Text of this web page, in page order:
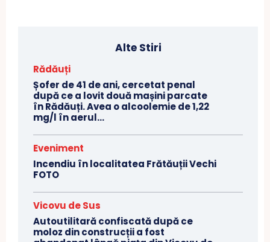
Alte Stiri
Rădăuți
Șofer de 41 de ani, cercetat penal
după ce a lovit două mașini parcate
în Rădăuți. Avea o alcoolemie de 1,22
mg/l în aerul...
Eveniment
Incendiu în localitatea Frătăuții Vechi
FOTO
Vicovu de Sus
Autoutilitară confiscată după ce
moloz din construcții a fost